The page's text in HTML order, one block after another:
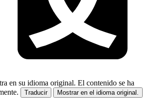
en su idioma original. El contenido se ha
Traducir Mostrar en el idioma original.